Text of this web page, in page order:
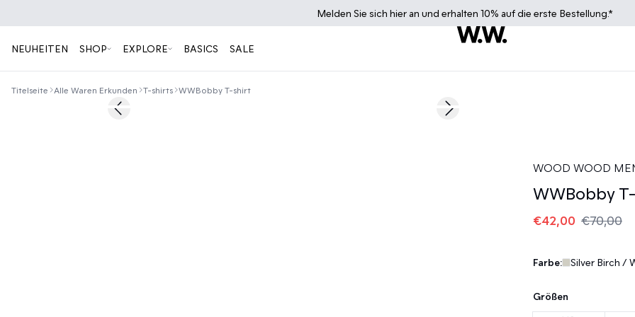
Melden Sie sich hier an und erhalten 10% auf die erste Bestellung.*
NEUHEITEN SHOP EXPLORE BASICS SALE
Titelseite Alle Waren Erkunden T-shirts WWBobby T-shirt
40%Previous slide Next slide
WOOD WOOD
WWBobby
€42,00 €70,00
Farbe: Silver Birch /
Größen